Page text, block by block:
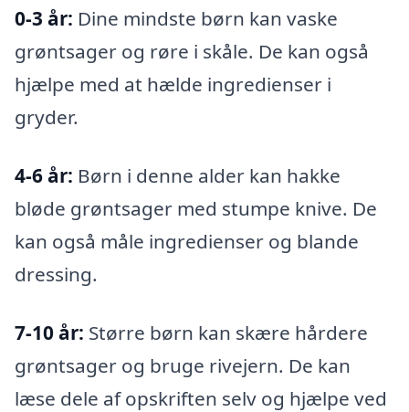
0-3 år: Dine mindste børn kan vaske
grøntsager og røre i skåle. De kan også
hjælpe med at hælde ingredienser i
gryder.
4-6 år: Børn i denne alder kan hakke
bløde grøntsager med stumpe knive. De
kan også måle ingredienser og blande
dressing.
7-10 år: Større børn kan skære hårdere
grøntsager og bruge rivejern. De kan
læse dele af opskriften selv og hjælpe ved